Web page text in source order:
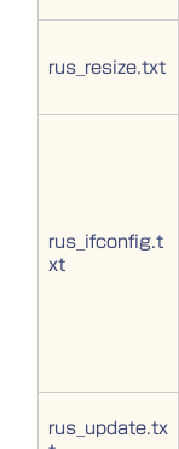
rus_resize.txt
rus_ifconfig.t
xt
rus_update.tx